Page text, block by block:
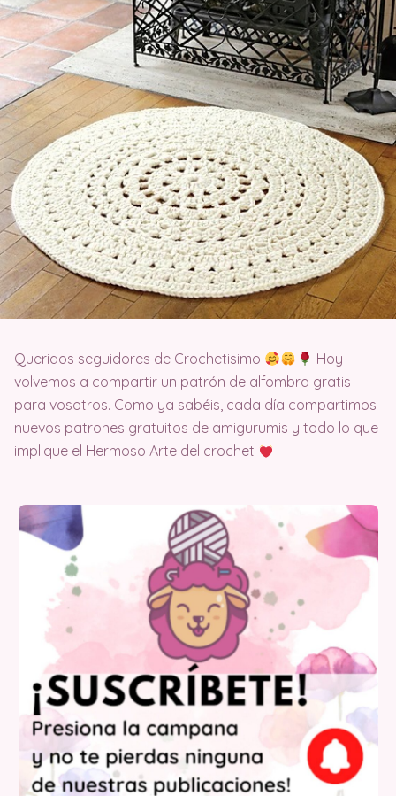
Queridos seguidores de Crochetisimo
Hoy
volvemos a compartir un patrón de alfombra gratis
para vosotros. Como ya sabéis, cada día compartimos
nuevos patrones gratuitos de amigurumis y todo lo que
implique el Hermoso Arte del crochet